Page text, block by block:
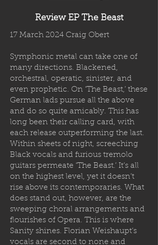
Review EP The Beast
17 March 2024 Craig Obert
Symphonic metal can take one of
many directions. Blackened,
orchestral, operatic, sinister, and
even prophetic. On ‘The Beast,’ these
German lads pursue all the above
and do so quite amicably. This has
long been their calling card, with
each release outperforming the last.
Within sheets of night, screeching
Black vocals and furious tremolo
guitars permeate ‘The Beast.’ It’s all
on the highest level, yet it doesn’t
rise above its contemporaries. What
does stand out, however, are the
sweeping choral arrangements and
flourishes of Opera. This is where
Sanity shines. Florian Weishaupt’s
vocals are second to none and